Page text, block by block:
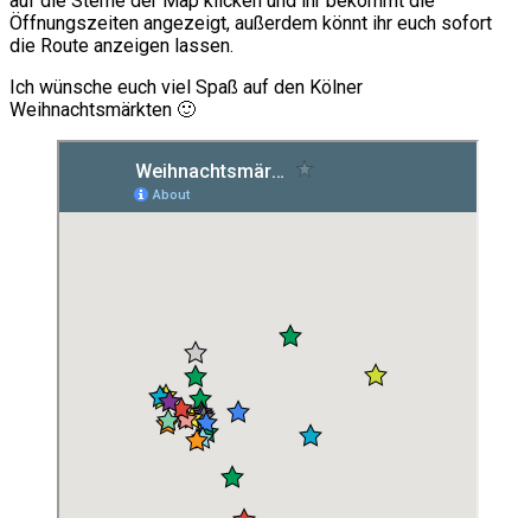
Öffnungszeiten angezeigt, außerdem könnt ihr euch sofort
die Route anzeigen lassen.
Ich wünsche euch viel Spaß auf den Kölner
Weihnachtsmärkten 🙂